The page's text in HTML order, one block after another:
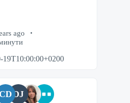
ago
19T10:00:00+0200
CD DJ